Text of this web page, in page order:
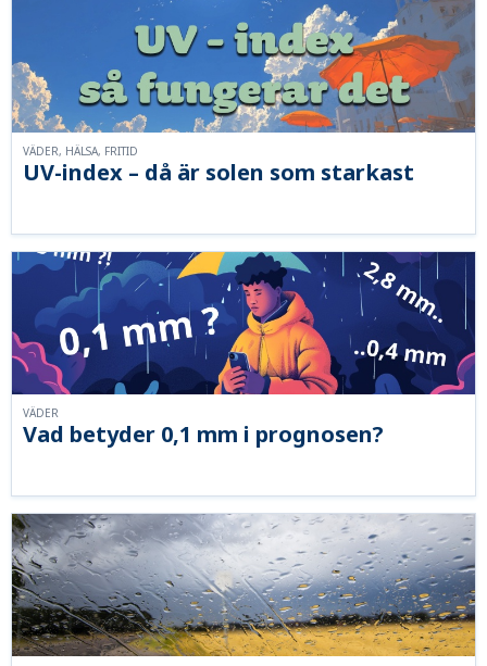
UV-index – då är solen som starkast
VÄDER, HÄLSA, FRITID
Vad betyder 0,1 mm i prognosen?
VÄDER